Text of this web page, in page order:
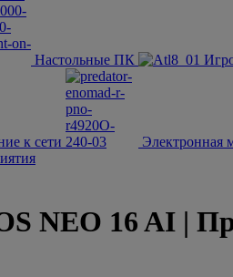
Настольные ПК
к сети
Электронная
NEO 16 AI |